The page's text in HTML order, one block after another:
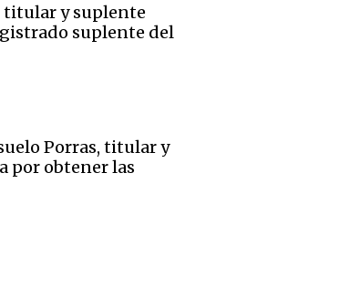
titular y suplente
suplente del
Porras, titular y
por obtener las